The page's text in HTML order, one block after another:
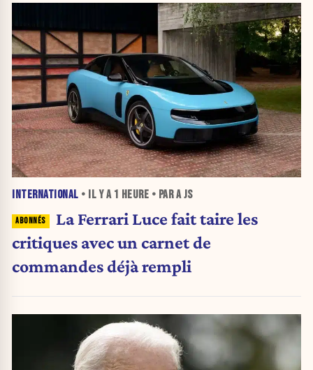
INTERNATIONAL • IL Y A 1 HEURE • PAR A JS
La Ferrari Luce fait taire les
critiques avec un carnet de
commandes déjà rempli